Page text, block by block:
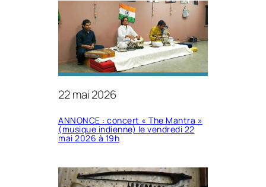
22 mai 2026
ANNONCE : concert « The Mantra »
(musique indienne) le vendredi 22
mai 2026 à 19h